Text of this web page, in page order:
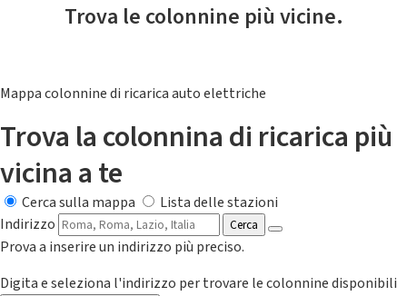
Trova le colonnine più vicine.
Mappa colonnine di ricarica auto elettriche
Trova la colonnina di ricarica più
vicina a te
Cerca sulla mappa
Lista delle stazioni
Indirizzo
Cerca
Prova a inserire un indirizzo più preciso.
Digita e seleziona l'indirizzo per trovare le colonnine disponibili